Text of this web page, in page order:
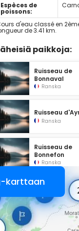
Espèces de
poissons:
d'eau classé en
de 3.41 km.
paikkoja:
Ruisseau de
Bonnaval
Ranska
Ruisseau
Ranska
Ruisseau de
Bonnefon
Ranska
karttaan